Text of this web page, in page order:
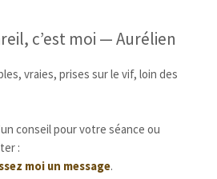
c’est moi — Aurélien
vraies, prises sur le vif, loin des
conseil pour votre séance ou
:
moi un message.